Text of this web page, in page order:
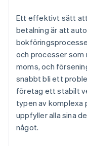
Ett effektivt sätt
betalning är att
och processer som
moms, och
snabbt bli ett
företag ett stabilt
typen av komplexa
uppfyller alla sina
något.